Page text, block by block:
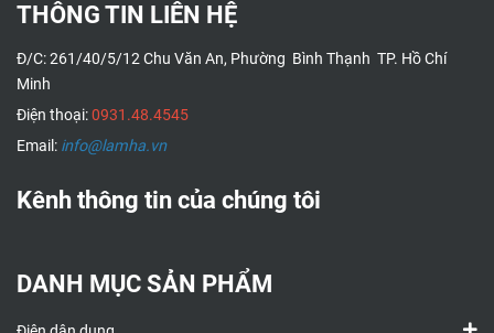
THÔNG TIN LIÊN HỆ
Đ/C: 261/40/5/12 Chu Văn An, Phường Bình Thạnh TP. Hồ Chí
Minh
Điện thoại:0931.48.4545
Email: info@lamha.vn
Kênh thông tin của chúng tôi
DANH MỤC SẢN PHẨM